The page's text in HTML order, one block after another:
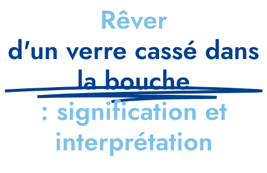
Rêver
d'un verre cassé dans
la bouche
: signification et
interprétation